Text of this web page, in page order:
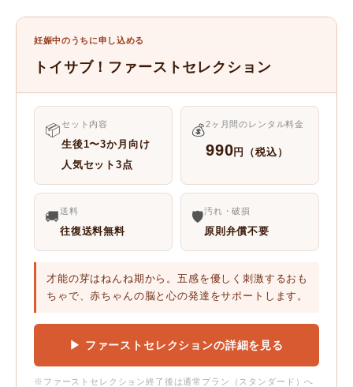
妊娠中のうちに申し込める
トイサブ！ファーストセレクション
📦 セット内容
生後1〜3か月向け
人気セット3点
💰2ヶ月間のレンタル料金
990円（税込）
🚚送料
往復送料無料
🛡️汚れ・破損
原則弁償不要
才能の芽はねんね期から。五感を優しく刺激するおも
ちゃで、赤ちゃんの脳と心の発達をサポートします。
▶ ファーストセレクションの詳細を見る
※ファーストセレクション終了後は通常プラン（スタンダード）へ